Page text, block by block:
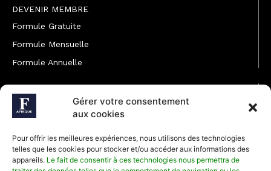
Gérer votre consentement
aux cookies
Pour offrir les meilleures expériences, nous utilisons des technologies
telles que les cookies pour stocker et/ou accéder aux informations des
appareils. Le fait de consentir à ces technologies nous permettra de
DEVENIR MEMBRE
Formule Gratuite
Formule Mensuelle
Formule Annuelle
JOINDRE L'ÉQUIPE
Rédaction
Développement commercial
Communiquer avec Forbes Afrique